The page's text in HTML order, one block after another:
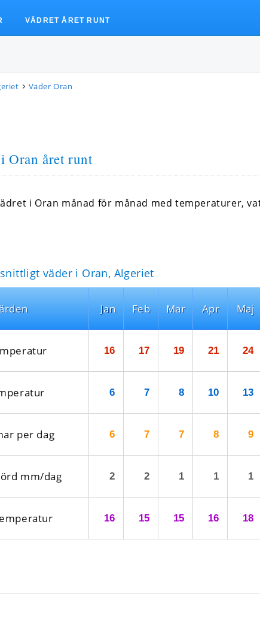
Väder Oran
Oran året runt
i Oran månad för månad med temperaturer,
väder i Oran, Algeriet
per dag
mm/dag
Jan
16
6
6
2
16
Feb
17
7
7
2
15
Mar
19
8
7
1
15
Apr
21
10
8
1
16
Maj
24
13
9
1
18
VÄDRET ÅRET RUNT